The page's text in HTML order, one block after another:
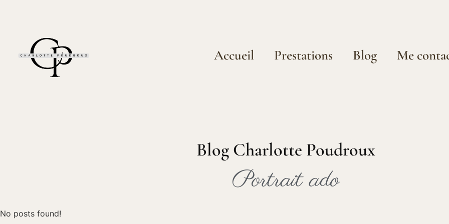
Accueil Prestations Blog Me
Blog Charlotte Poudroux
Portrait ado
No posts found!